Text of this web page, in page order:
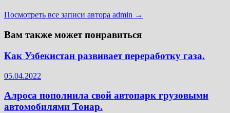
Посмотреть все записи автора admin →
Вам также может понравиться
Как Узбекистан развивает переработку газа.
05.04.2022
Алроса пополнила свой автопарк грузовыми
автомобилями Тонар.